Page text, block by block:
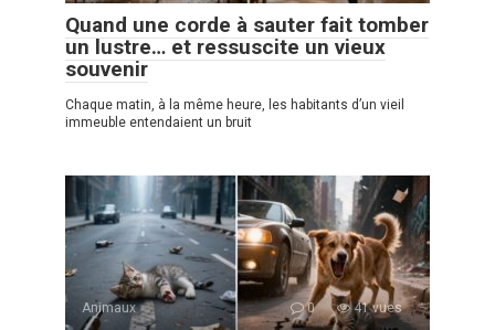
Quand une corde à sauter fait tomber
un lustre… et ressuscite un vieux
souvenir
Chaque matin, à la même heure, les habitants d’un vieil
immeuble entendaient un bruit
Animaux 0 41 vues